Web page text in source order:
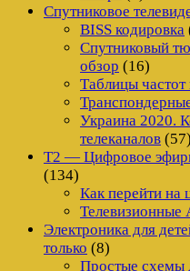
Спутниковое
BISS кодировка
Спутниковый
обзор (16)
Таблицы
Украина 2020.
телеканалов (57)
Т2 — Цифровое
(134)
Как перейти на
Телевизионные
Электроника для
только (8)
Простые схемы